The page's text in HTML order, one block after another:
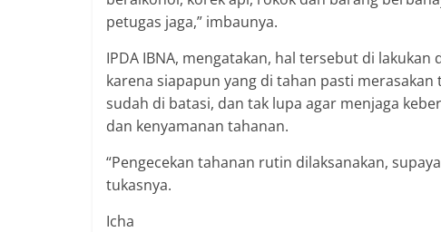
petugas jaga,” imbaunya.
IPDA IBNA, mengatakan, hal tersebut di
karena siapapun yang di tahan pasti
sudah di batasi, dan tak lupa agar menjaga
dan kenyamanan tahanan.
“Pengecekan tahanan rutin dilaksanakan,
tukasnya.
Icha